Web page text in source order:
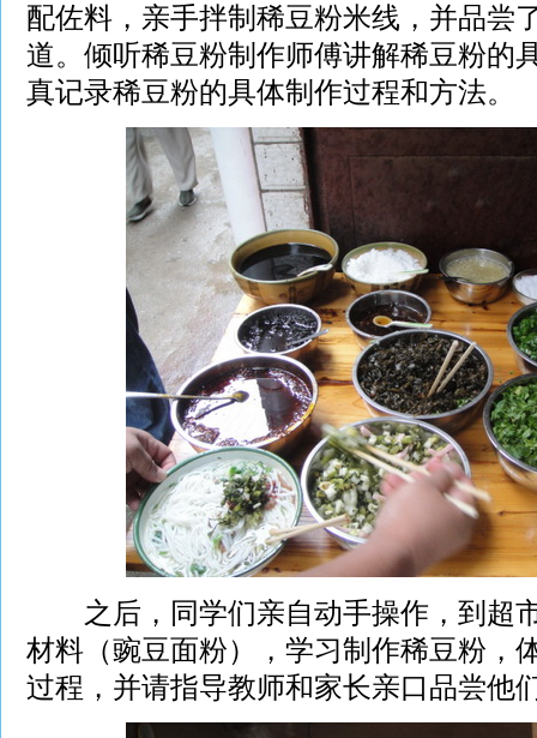
配佐料，亲手拌制稀豆粉米线，并品尝
道。倾听稀豆粉制作师傅讲解稀豆粉的
真记录稀豆粉的具体制作过程和方法。
之后，同学们亲自动手操作，到超
材料（豌豆面粉），学习制作稀豆粉，
过程，并请指导教师和家长亲口品尝他